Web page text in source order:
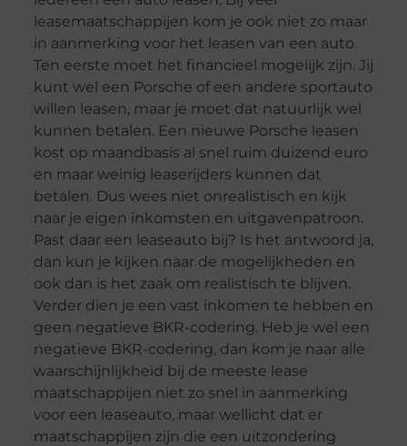
leasemaatschappijen kom je ook niet zo maar
in aanmerking voor het leasen van een auto.
Ten eerste moet het financieel mogelijk zijn. Jij
kunt wel een Porsche of een andere sportauto
willen leasen, maar je moet dat natuurlijk wel
kunnen betalen. Een nieuwe Porsche leasen
kost op maandbasis al snel ruim duizend euro
en maar weinig leaserijders kunnen dat
betalen. Dus wees niet onrealistisch en kijk
naar je eigen inkomsten en uitgavenpatroon.
Past daar een leaseauto bij? Is het antwoord ja,
dan kun je kijken naar de mogelijkheden en
ook dan is het zaak om realistisch te blijven.
Verder dien je een vast inkomen te hebben en
geen negatieve BKR-codering. Heb je wel een
negatieve BKR-codering, dan kom je naar alle
waarschijnlijkheid bij de meeste lease
maatschappijen niet zo snel in aanmerking
voor een leaseauto, maar wellicht dat er
maatschappijen zijn die een uitzondering